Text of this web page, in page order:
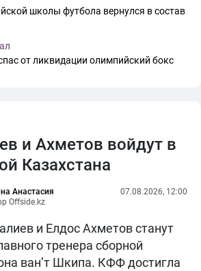
школы футбола вернулся в состав
от ликвидации олимпийский бокс
и Ахметов войдут в
Казахстана
Анастасия
Offside.kz
07.08.2026, 12:00
и Елдос Ахметов станут
тренера сборной
ван’т Шкипа. КФФ достигла